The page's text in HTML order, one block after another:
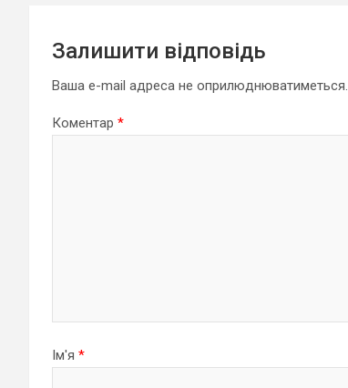
Залишити відповідь
Ваша e-mail адреса не оприлюднюватиметься.
Коментар *
Ім'я *